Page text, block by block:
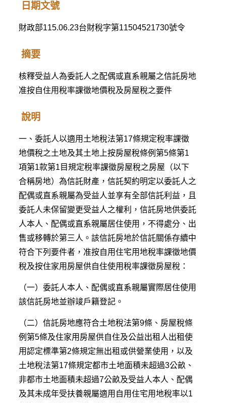
日期文號
財政部115.06.23台財稅字第11504521730號令
摘要
核釋受益人為委託人之配偶或直系親屬之信託房地
准按自住用稅率課徵地價稅及房屋稅之要件
說明
一、委託人以適用土地稅法第17條規定稅率課徵
地價稅之土地及其土地上按房屋稅條例第5條第1
項第1款第1目規定稅率課徵房屋稅之房屋（以下
合稱房地）為信託財產，信託契約明定以委託人之
配偶或直系親屬為受益人並享有全部信託利益，且
委託人未保留變更受益人之權利，信託房地供委託
人本人、配偶或直系親屬居住使用，不得處分、出
售或移轉於第三人。該信託房地於信託關係存續中
符合下列要件者，准按自用住宅用地稅率課徵地價
稅及按住家用房屋供自住使用稅率課徵房屋稅：
（一）委託人本人、配偶或直系親屬實際居住使用
該信託房地並辦竣戶籍登記。
（二）信託房地應符合土地稅法第9條、房屋稅條
例第5條及住家用房屋供自住及公益出租人出租使
用認定標準第2條規定無出租或供營業使用，以及
土地稅法第17條規定都市土地面積未超過3公畝、
非都市土地面積未超過7公畝及受益人本人、配偶
及其未成年受扶養親屬適用自用住宅用地稅率以1